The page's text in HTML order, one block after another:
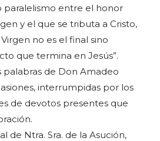
paralelismo entre el honor
y el que se tributa a Cristo,
no es el final sino
que termina en Jesús”.
palabras de Don Amadeo
interrumpidas por los
de devotos presentes que
de Ntra. Sra. de la Asución,